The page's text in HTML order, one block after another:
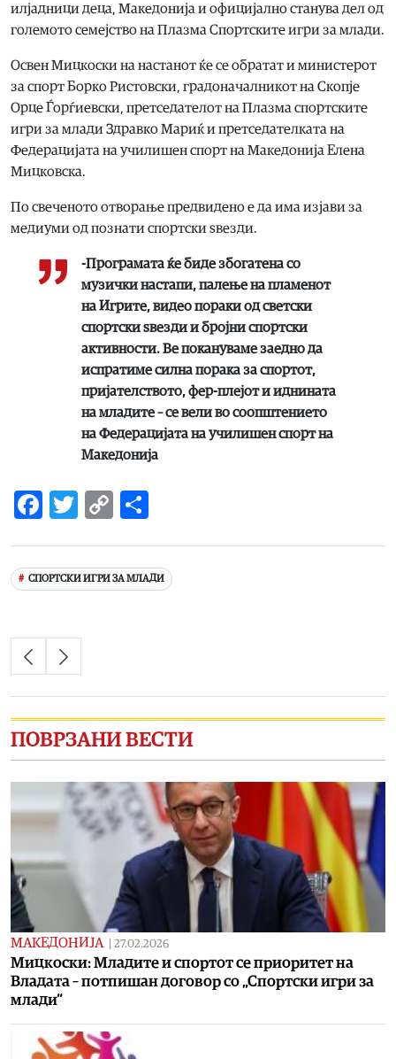
илјадници деца, Македонија и официјално станува дел од
големото семејство на Плазма Спортските игри за млади.
Освен Мицкоски на настанот ќе се обратат и министерот
за спорт Борко Ристовски, градоначалникот на Скопје
Орце Ѓорѓиевски, претседателот на Плазма спортските
игри за млади Здравко Мариќ и претседателката на
Федерацијата на училишен спорт на Македонија Елена
Мицковска.
По свеченото отворање предвидено е да има изјави за
медиуми од познати спортски ѕвезди.
-Програмата ќе биде збогатена со
музички настапи, палење на пламенот
на Игрите, видео пораки од светски
спортски ѕвезди и бројни спортски
активности. Ве покануваме заедно да
испратиме силна порака за спортот,
пријателството, фер-плејот и иднината
на младите – се вели во соопштението
на Федерацијата на училишен спорт на
Македонија
Facebook
Twitter
Copy
СПОРТСКИ ИГРИ ЗА МЛАДИ
ПОВРЗАНИ ВЕСТИ
МАКЕДОНИЈА 27.02.2026
Мицкоски: Младите и спортот се приоритет на
Владата – потпишан договор со „Спортски игри за
млади“